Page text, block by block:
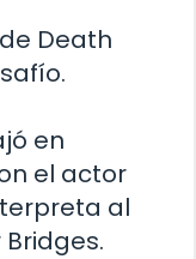
Death
en
el actor
al